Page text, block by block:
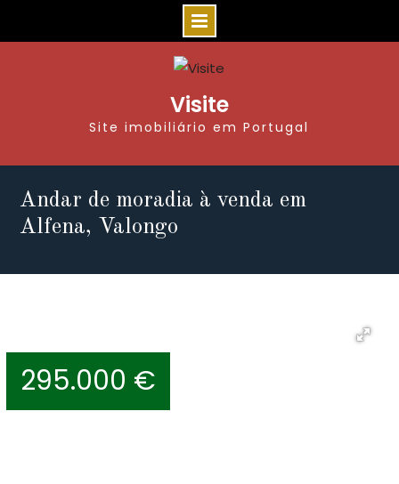
Visite
Site imobiliário em Portugal
Andar de moradia à venda em
Alfena, Valongo
295.000 €